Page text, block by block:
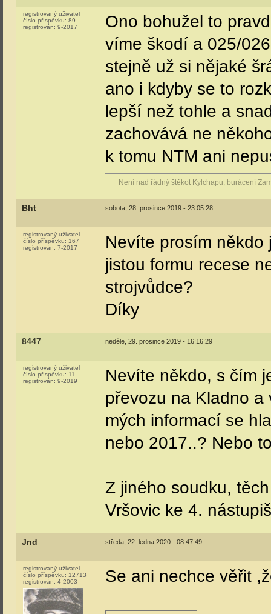
registrovaný uživatel
číslo příspěvku: 89
registrován: 9-2017
Ono bohužel to
víme škodí a 025/
stejně už si nějaké
ano i kdyby se to
lepší než tohle a
zachovává ne
k tomu NTM ani
Není nad řádný štěkot Kylchapu, burácení
Bht sobota, 28. prosince 2019 - 23:05:28
registrovaný uživatel
číslo příspěvku: 167
registrován: 7-2017
Nevíte prosím někdo
jistou formu recese
strojvůdce?
Díky
8447 neděle, 29. prosince 2019 - 16:16:29
registrovaný uživatel
číslo příspěvku: 11
registrován: 9-2019
Nevíte někdo, s čím
převozu na Kladno a
mých informací se
nebo 2017..? Nebo
Z jiného soudku,
Vršovic ke 4.
Jnd středa, 22. ledna 2020 - 08:47:49
registrovaný uživatel
číslo příspěvku: 12713
registrován: 4-2003 Se ani nechce věřit